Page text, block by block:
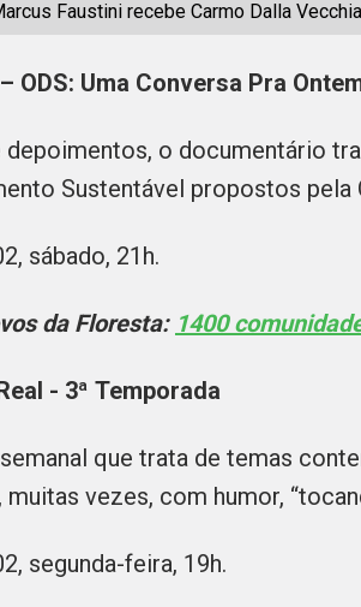
Faustini recebe Carmo Dalla
ODS: Uma Conversa Pra
depoimentos, o documentário
Sustentável propostos pela
sábado, 21h.
da Floresta: 1400
- 3ª Temporada
que trata de temas
muitas vezes, com humor,
segunda-feira, 19h.